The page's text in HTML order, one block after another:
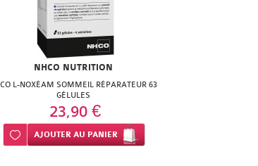
NHCO NUTRITION
L-NOXÉAM SOMMEIL RÉPARATEUR 63
GÉLULES
23,90 €
Ajouter à ma liste d’envie
AJOUTER AU PANIER